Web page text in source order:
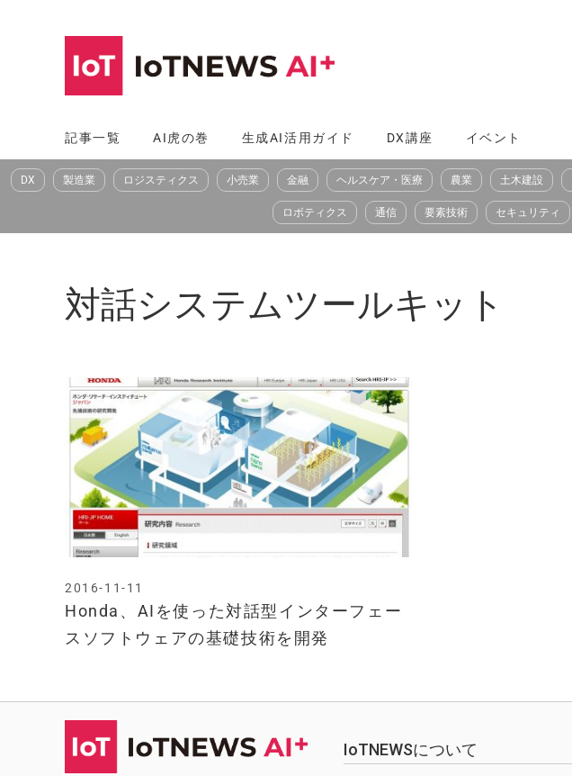
へ
ス
記事一覧 AI虎の巻 生成AI活用ガイド DX講座 イベント
DX 製造業 ロジスティクス 小売業 金融 ヘルスケア・医療 農業 土木建設
ロボティクス 通信 要素技術 セキュリティ
対話システムツールキット
Honda、AIを使った対話型インターフェー
スソフトウェアの基礎技術を開発
2016-11-11
IoTNEWSについて